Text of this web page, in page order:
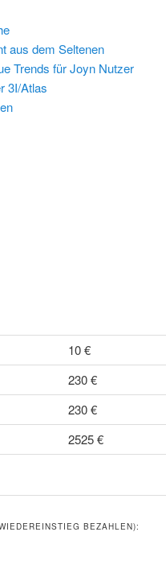
aus dem Seltenen
Trends für Joyn Nutzer
3I/Atlas
10 €
230 €
230 €
2525 €
BEZAHLEN):